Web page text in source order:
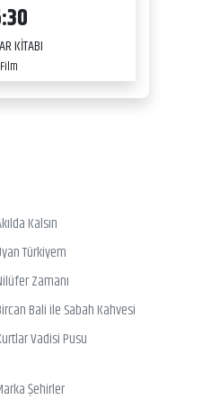
KİTABI
Kalsın
Türkiyem
Zamanı
Bali ile Sabah Kahvesi
Vadisi Pusu
Şehirler